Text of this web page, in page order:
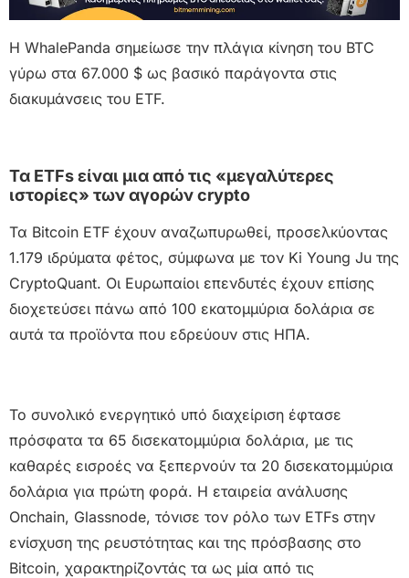
Η WhalePanda σημείωσε την πλάγια κίνηση του BTC
γύρω στα 67.000 $ ως βασικό παράγοντα στις
διακυμάνσεις του ETF.
Τα ETFs είναι μια από τις «μεγαλύτερες
ιστορίες» των αγορών crypto
Τα Bitcoin ETF έχουν αναζωπυρωθεί, προσελκύοντας
1.179 ιδρύματα φέτος, σύμφωνα με τον Ki Young Ju της
CryptoQuant. Οι Ευρωπαίοι επενδυτές έχουν επίσης
διοχετεύσει πάνω από 100 εκατομμύρια δολάρια σε
αυτά τα προϊόντα που εδρεύουν στις ΗΠΑ.
Το συνολικό ενεργητικό υπό διαχείριση έφτασε
πρόσφατα τα 65 δισεκατομμύρια δολάρια, με τις
καθαρές εισροές να ξεπερνούν τα 20 δισεκατομμύρια
δολάρια για πρώτη φορά. Η εταιρεία ανάλυσης
Onchain, Glassnode, τόνισε τον ρόλο των ETFs στην
ενίσχυση της ρευστότητας και της πρόσβασης στο
Bitcoin, χαρακτηρίζοντάς τα ως μία από τις